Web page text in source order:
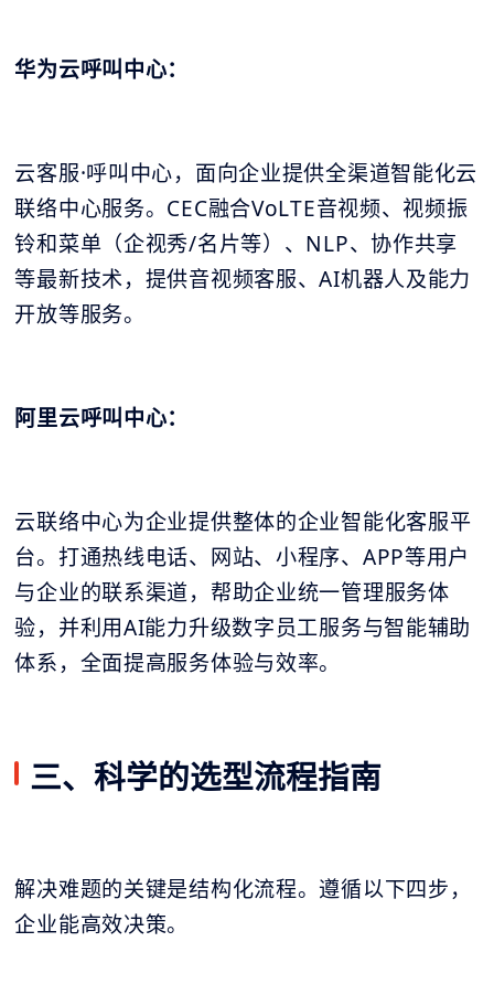
华为云呼叫中心：
云客服·呼叫中心，面向企业提供全渠道智能化云
联络中心服务。CEC融合VoLTE音视频、视频振
铃和菜单（企视秀/名片等）、NLP、协作共享
等最新技术，提供音视频客服、AI机器人及能力
开放等服务。
阿里云呼叫中心：
云联络中心为企业提供整体的企业智能化客服平
台。打通热线电话、网站、小程序、APP等用户
与企业的联系渠道，帮助企业统一管理服务体
验，并利用AI能力升级数字员工服务与智能辅助
体系，全面提高服务体验与效率。
三、科学的选型流程指南
解决难题的关键是结构化流程。遵循以下四步，
企业能高效决策。